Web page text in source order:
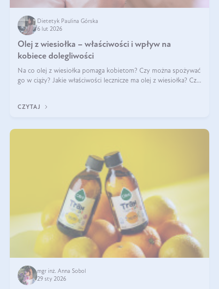
Dietetyk Paulina Górska
6 lut 2026
Olej z wiesiołka – właściwości i wpływ na
kobiece dolegliwości
Na co olej z wiesiołka pomaga kobietom? Czy można spożywać
go w ciąży? Jakie właściwości lecznicze ma olej z wiesiołka? Czy
CZYTAJ
mgr inż. Anna Sobol
29 sty 2026